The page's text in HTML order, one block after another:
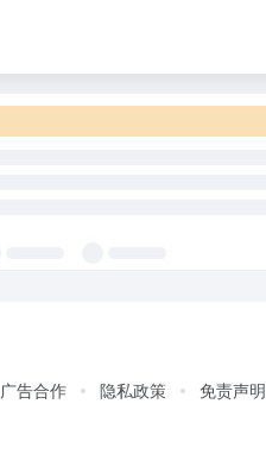
广告合作 隐私政策 免责声明